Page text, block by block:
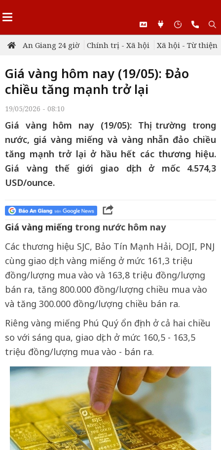
An Giang 24 giờ Chính trị - Xã hội Xã hội - Từ thiện
Giá vàng hôm nay (19/05): Đảo
chiều tăng mạnh trở lại
19/05/2026 - 08:10
Giá vàng hôm nay (19/05): Thị trường trong
nước, giá vàng miếng và vàng nhẫn đảo chiều
tăng mạnh trở lại ở hầu hết các thương hiệu.
Giá vàng thế giới giao dịch ở mốc 4.574,3
USD/ounce.
Giá vàng miếng trong nước hôm nay
Các thương hiệu SJC, Bảo Tín Mạnh Hải, DOJI, PNJ
cùng giao dịch vàng miếng ở mức 161,3 triệu
đồng/lượng mua vào và 163,8 triệu đồng/lượng
bán ra, tăng 800.000 đồng/lượng chiều mua vào
và tăng 300.000 đồng/lượng chiều bán ra.
Riêng vàng miếng Phú Quý ổn định ở cả hai chiều
so với sáng qua, giao dịch ở mức 160,5 - 163,5
triệu đồng/lượng mua vào - bán ra.